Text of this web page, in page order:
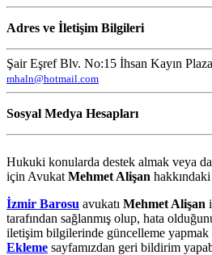
Adres ve İletişim Bilgileri
Şair Eşref Blv. No:15 İhsan Kayın
mhaln@hotmail.com
Sosyal Medya Hesapları
Hukuki konularda destek almak veya
için Avukat Mehmet Alişan
İzmir Barosu avukatı Mehmet Alişan
tarafından sağlanmış olup, hata
iletişim bilgilerinde güncelleme yapmak
Ekleme sayfamızdan geri bildirim